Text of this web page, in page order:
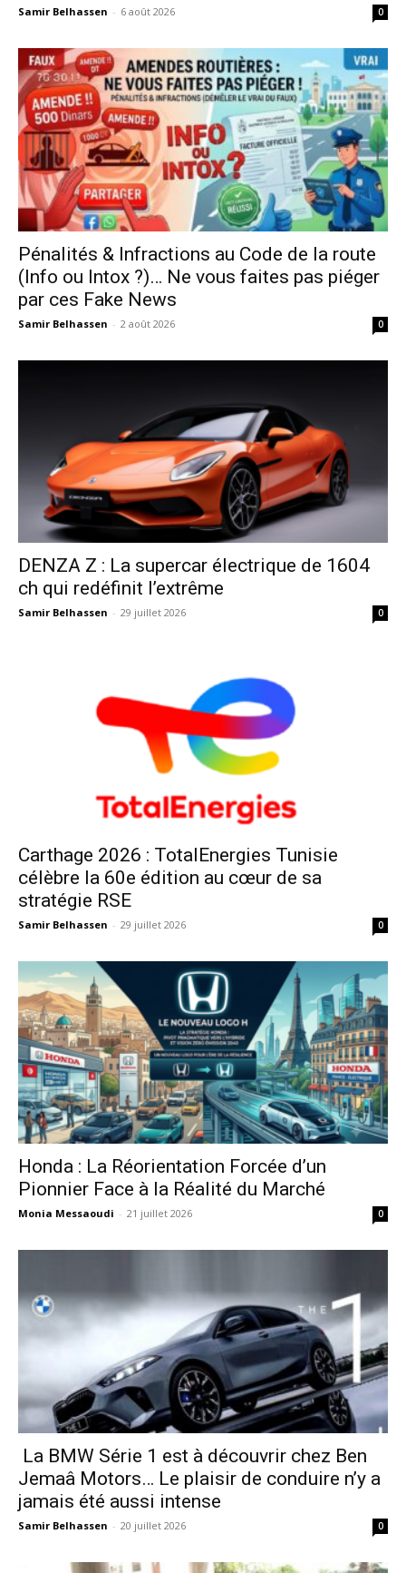
Samir Belhassen - 6 août 2026 0
Pénalités & Infractions au Code de la route
(Info ou Intox ?)… Ne vous faites pas piéger
par ces Fake News
Samir Belhassen - 2 août 2026 0
DENZA Z : La supercar électrique de 1604
ch qui redéfinit l’extrême
Samir Belhassen - 29 juillet 2026 0
Carthage 2026 : TotalEnergies Tunisie
célèbre la 60e édition au cœur de sa
stratégie RSE
Samir Belhassen - 29 juillet 2026 0
Honda : La Réorientation Forcée d’un
Pionnier Face à la Réalité du Marché
Monia Messaoudi - 21 juillet 2026 0
La BMW Série 1 est à découvrir chez Ben
Jemaâ Motors… Le plaisir de conduire n’y a
jamais été aussi intense
Samir Belhassen - 20 juillet 2026 0